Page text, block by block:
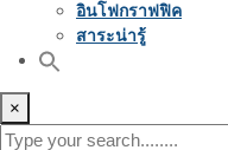
อินโฟกราฟฟิค
สาระน่ารู้
×